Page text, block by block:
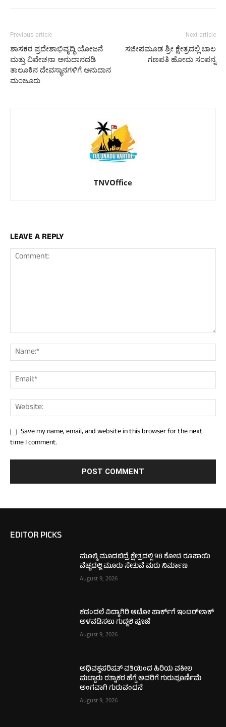
Previous article
ಶಾಸಕರ ಪ್ರದೇಶಾಭಿವೃದ್ಧಿ ಯೋಜನೆ
ಮತ್ತು ವಿವೇಚನಾ ಅನುದಾನದಡಿ
ತಾಲೂಕಿನ ದೇವಸ್ಥಾನಗಳಿಗೆ ಅನುದಾನ
ಮಂಜೂರು
Next article
ಸಜೀಪಮೂಡ ಶ್ರೀ ಕ್ಷೇತ್ರದಲ್ಲಿ ಬಾಲ
ಗಣಪತಿ ಹೋಮ ಸಂಪನ್ನ
TNVOffice
LEAVE A REPLY
Save my name, email, and website in this browser for the next
time I comment.
EDITOR PICKS
ಮೂಲ್ಕಿ ಮೂಡಬಿದ್ರೆ ಕ್ಷೇತ್ರದಲ್ಲಿ 98 ಕೋಟಿ ರೂಪಾಯಿ
ವೆಚ್ಚದಲ್ಲಿ ಮೂರು ಸೇತುವೆ ಮರು ನಿರ್ಮಾಣ
August 9, 2026
ಕಡಂದಲೆ ವಿದ್ಯಾಗಿರಿ ಆಟೋ ಪಾರ್ಕ್‌ಗೆ ಇಂಟರ್‌ಲಾಕ್
ಅಳವಡಿಸಲು ಗುದ್ದಲಿ ಪೂಜೆ
August 9, 2026
ಅಧಿವಕ್ತಪರಿಷತ್ ವತಿಯಿಂದ ಹಿರಿಯ ವಕೀಲ
ಮಟ್ಟಾರು ರತ್ನಾಕರ ಹೆಗ್ಡೆ ಅವರಿಗೆ ಗುರುಪೂರ್ಣಿಮೆ
ಅಂಗವಾಗಿ ಗುರುವಂದನೆ
August 9, 2026